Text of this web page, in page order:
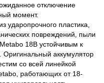
отключение
момент.
ударопрочного пластика,
повреждений, пыли
18В устойчивым к
аккумулятор
со всей линейкой
работающих от 18-